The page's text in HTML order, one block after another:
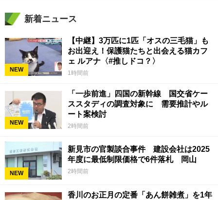
新着ニュース
NEW
【中継】3万匹に1匹「オスの三毛猫」も
お出迎え！保護猫たちと出会える猫カフ
ェ ルアナ〈#推しドコ？〉
1時間前
NEW
「一歩前進」四国の新幹線 国交省ケー
ススタディの調査対象に 需要推計やル
ート案検討
2時間前
NEW
新見市の官製談合事件 建設会社は2025
年度に最低制限価格で6件落札 岡山
2時間前
香川のお正月の定番「あん餅雑煮」を1年